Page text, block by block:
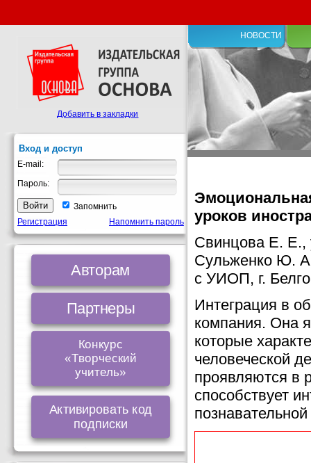
НОВОСТИ
уроков
Свинцова Е. Е.,
Сульженко Ю.
с УИОП, г.
Интеграция в
компания. Она
которые
человеческой
проявляются в
способствует
Добавить в закладки
Вход и доступ
E-mail:
Пароль:
Запомнить
Регистрация
Напомнить пароль
Авторам
Партнеры
Конкурс
«Творческий
учитель»
Активировать код
подписки